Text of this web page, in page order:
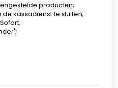
producten;
kassadienst te sluiten;